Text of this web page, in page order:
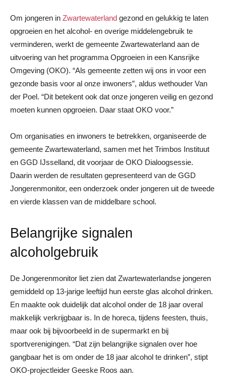
Om jongeren in Zwartewaterland gezond en gelukkig te laten
opgroeien en het alcohol- en overige middelengebruik te
verminderen, werkt de gemeente Zwartewaterland aan de
uitvoering van het programma Opgroeien in een Kansrijke
Omgeving (OKO). “Als gemeente zetten wij ons in voor een
gezonde basis voor al onze inwoners”, aldus wethouder Van
der Poel. “Dit betekent ook dat onze jongeren veilig en gezond
moeten kunnen opgroeien. Daar staat OKO voor.”
Om organisaties en inwoners te betrekken, organiseerde de
gemeente Zwartewaterland, samen met het Trimbos Instituut
en GGD IJsselland, dit voorjaar de OKO Dialoogsessie.
Daarin werden de resultaten gepresenteerd van de GGD
Jongerenmonitor, een onderzoek onder jongeren uit de tweede
en vierde klassen van de middelbare school.
Belangrijke signalen
alcoholgebruik
De Jongerenmonitor liet zien dat Zwartewaterlandse jongeren
gemiddeld op 13-jarige leeftijd hun eerste glas alcohol drinken.
En maakte ook duidelijk dat alcohol onder de 18 jaar overal
makkelijk verkrijgbaar is. In de horeca, tijdens feesten, thuis,
maar ook bij bijvoorbeeld in de supermarkt en bij
sportverenigingen. “Dat zijn belangrijke signalen over hoe
gangbaar het is om onder de 18 jaar alcohol te drinken”, stipt
OKO-projectleider Geeske Roos aan.